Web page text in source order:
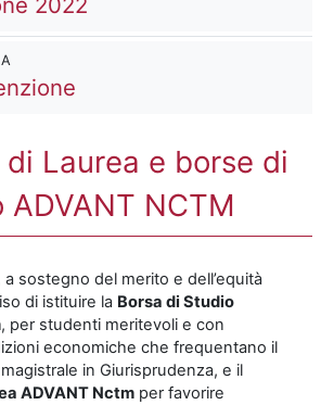
di Laurea e borse di
ADVANT NCTM
a sostegno del merito e dell’equità
di istituire la Borsa di Studio
, per studenti meritevoli e con
economiche che frequentano il
in Giurisprudenza, e il
ADVANT Nctm per favorire